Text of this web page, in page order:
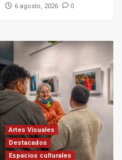
6 agosto, 2026 0
Artes Visuales
Destacados
Espacios culturales